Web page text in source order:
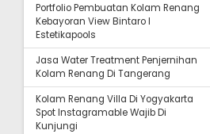
Portfolio Pembuatan Kolam Renang
Kebayoran View Bintaro I
Estetikapools
Jasa Water Treatment Penjernihan
Kolam Renang Di Tangerang
Kolam Renang Villa Di Yogyakarta
Spot Instagramable Wajib Di
Kunjungi